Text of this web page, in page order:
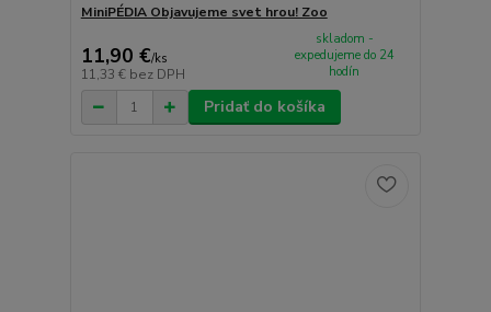
MiniPÉDIA Objavujeme svet hrou! Zoo
11,90 €/ks
11,33 € bez DPH
skladom -
expedujeme do 24
hodín
Pridať do košíka